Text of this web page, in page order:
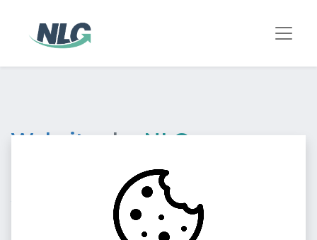
Websitesby NLG
Themenrelevante Content
Websites ideal für deine
passende Zielgruppe